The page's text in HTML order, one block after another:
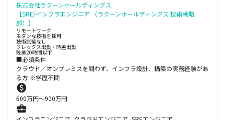
株式会社ラクーンホールディングス
【SRE/インフラエンジニア （ラクーンホールディングス 技術戦略
部）】
リモートワーク
モダンな技術を採用
技術試験なし
フレックス出勤・時差出勤
残業20時間以下
■必須条件
クラウド／オンプレミスを問わず、インフラ設計、構築の実務経験があ
る方 ※学歴不問
600万円〜900万円